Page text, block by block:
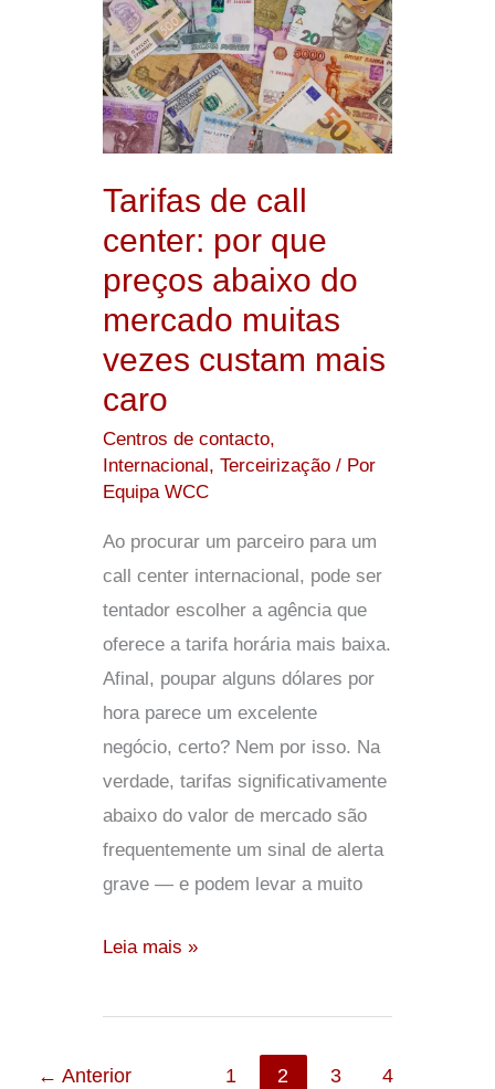
Tarifas de call
center: por que
preços abaixo do
mercado muitas
vezes custam mais
caro
Centros de contacto,
Internacional ,Terceirização / Por
Equipa WCC
Ao procurar um parceiro para um
call center internacional, pode ser
tentador escolher a agência que
oferece a tarifa horária mais baixa.
Afinal, poupar alguns dólares por
hora parece um excelente
negócio, certo? Nem por isso. Na
verdade, tarifas significativamente
abaixo do valor de mercado são
frequentemente um sinal de alerta
grave — e podem levar a muito
de
call
center:
por
que
preços
abaixo
do
mercado
muitas
vezes
custam
caro
Leia mais »
← Anterior 1 2 3 4